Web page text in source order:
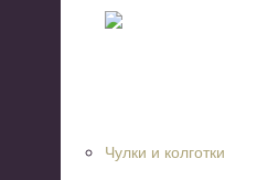
Чулки и колготки